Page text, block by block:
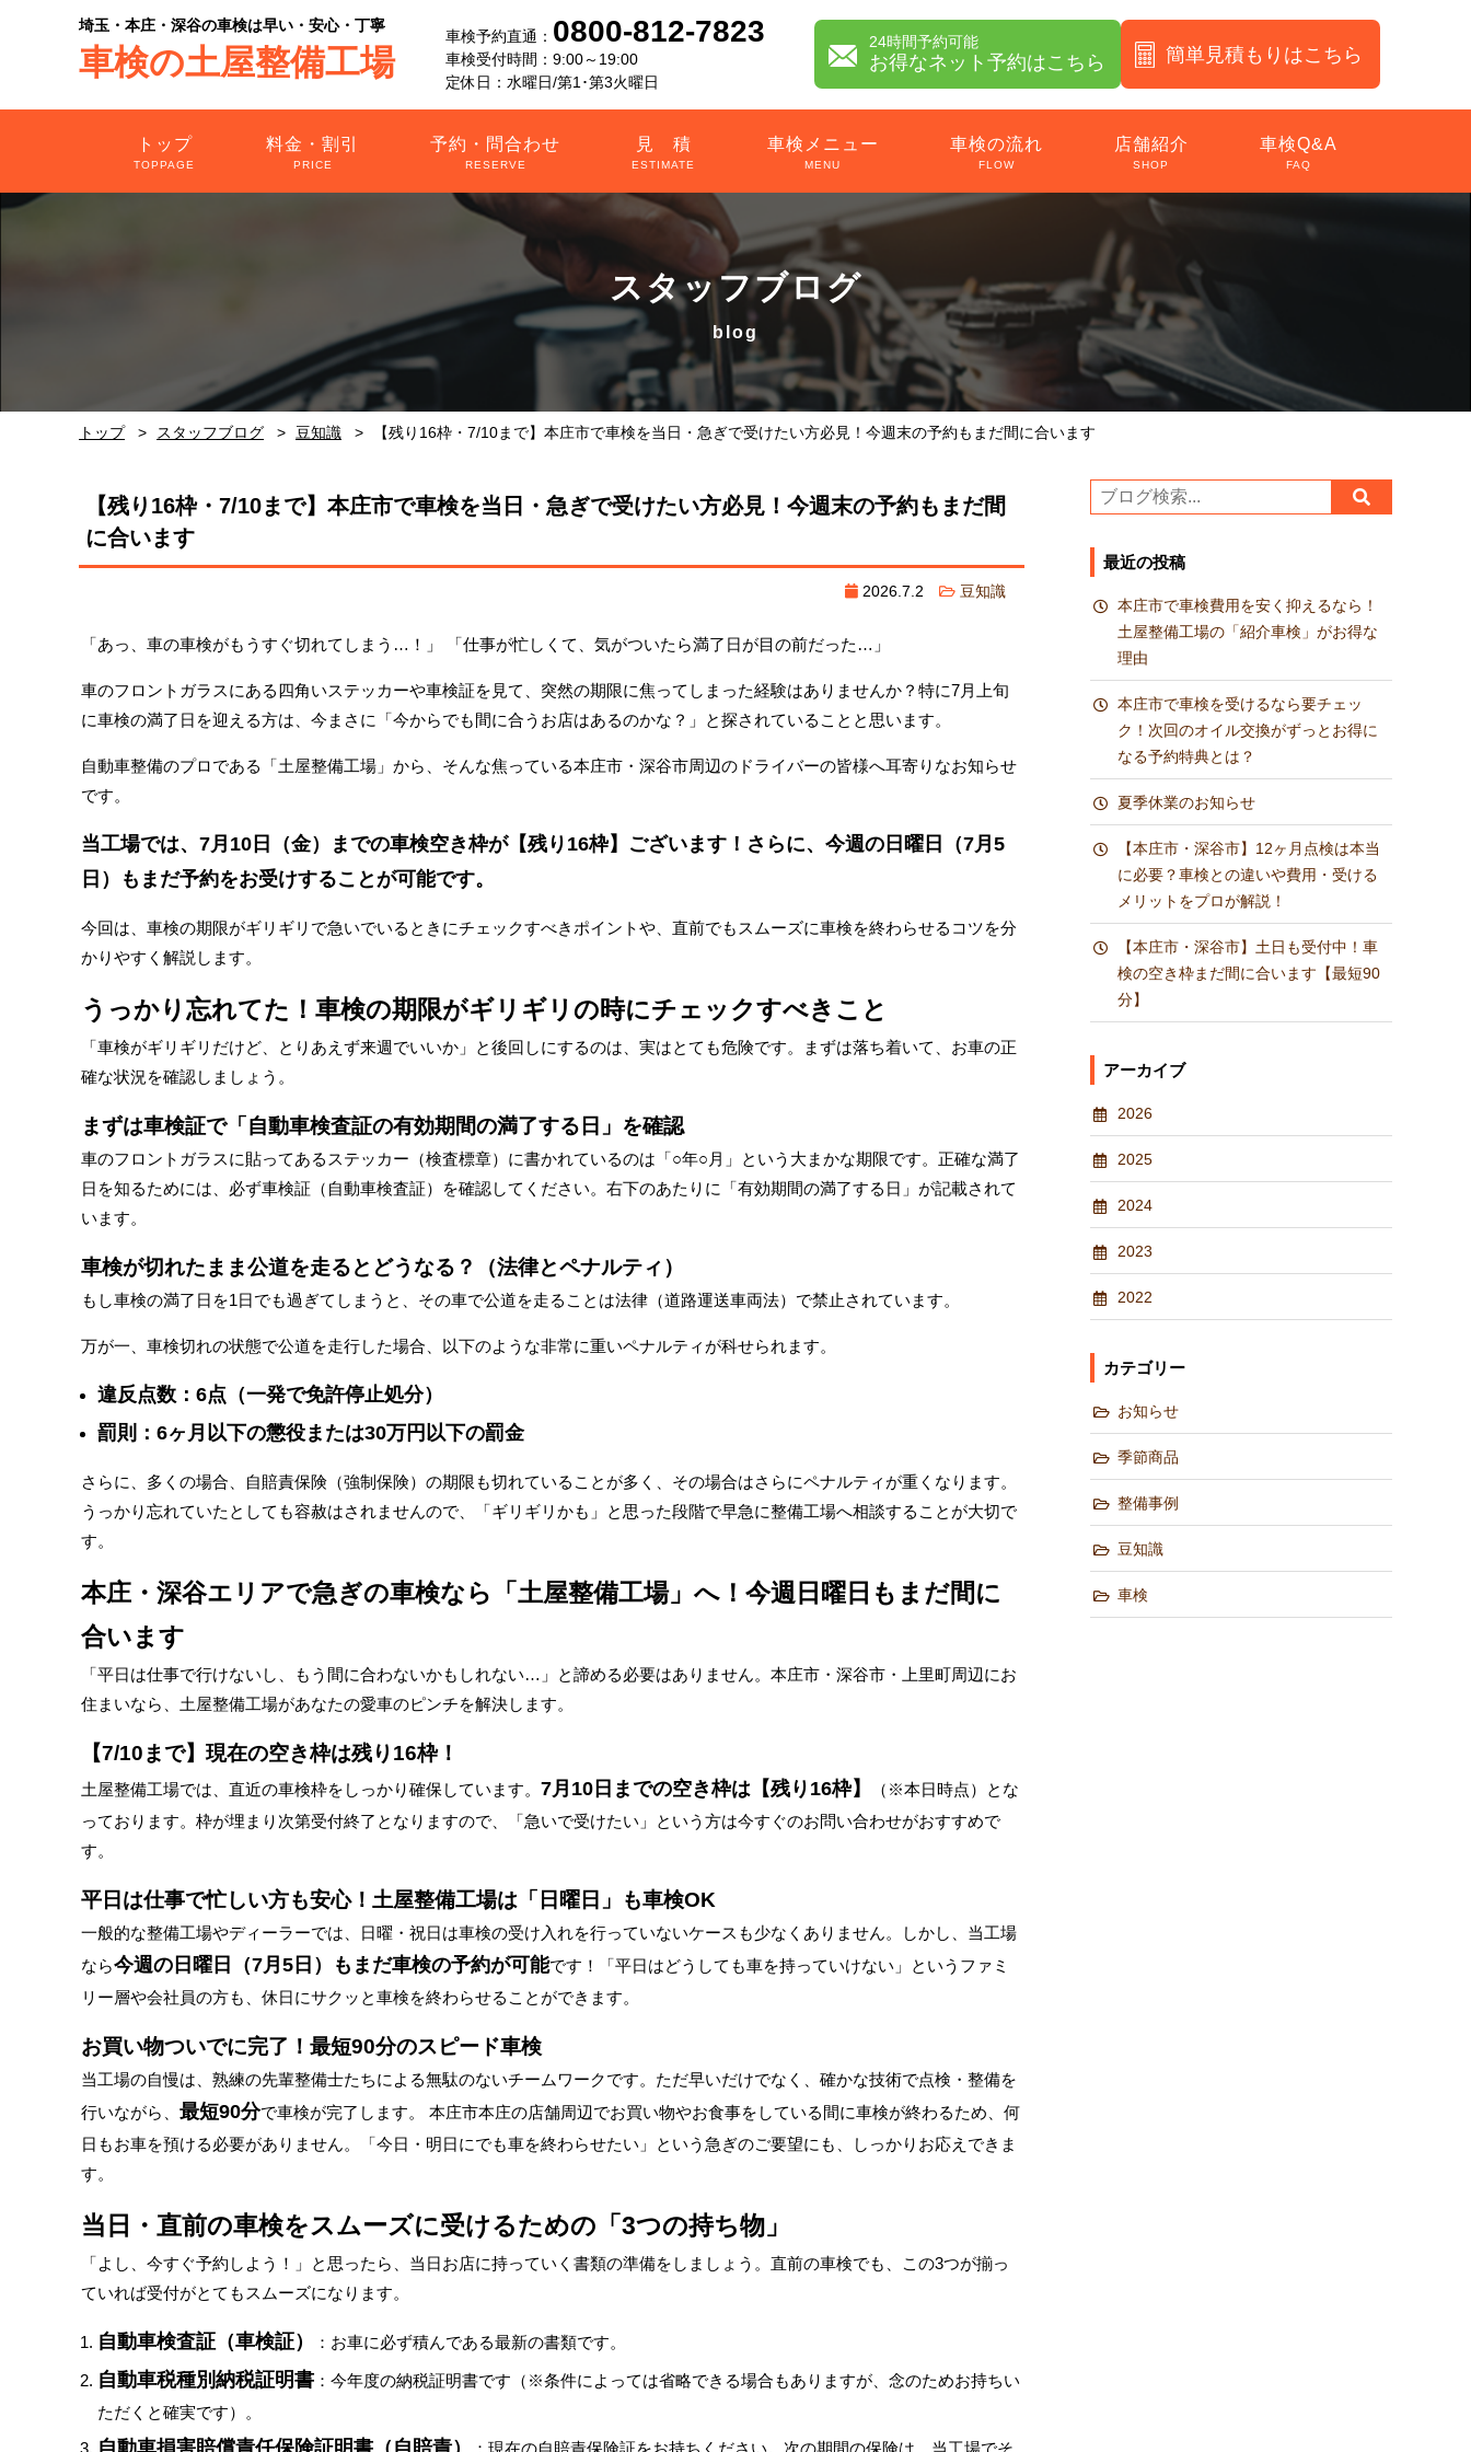
埼玉・本庄・深谷の車検は早い・安心・丁寧
車検の土屋整備工場
車検予約直通： 0800-812-7823
車検受付時間：9:00～19:00
定休日：水曜日/第1･第3火曜日
24時間予約可能
お得なネット予約はこちら 簡単見積もりはこちら
トップ
TOPPAGE
料金・割引
PRICE
予約・問合わせ
RESERVE
見 積
ESTIMATE
車検メニュー
MENU
車検の流れ
FLOW
店舗紹介
SHOP
車検Q&A
FAQ
スタッフブログ
トップ スタッフブログ 豆知識 【残り16枠・7/10まで】本庄市で車検を当日・急ぎで受けたい方必見！今週末の予約もまだ間に合います
【残り16枠・7/10まで】本庄市で車検を当日・急ぎで受けたい方必見！今週末の予約もまだ間
に合います
2026.7.2 豆知識
「あっ、車の車検がもうすぐ切れてしまう…！」 「仕事が忙しくて、気がついたら満了日が目の前だった…」
車のフロントガラスにある四角いステッカーや車検証を見て、突然の期限に焦ってしまった経験はありませんか？特に7月上旬
に車検の満了日を迎える方は、今まさに「今からでも間に合うお店はあるのかな？」と探されていることと思います。
自動車整備のプロである「土屋整備工場」から、そんな焦っている本庄市・深谷市周辺のドライバーの皆様へ耳寄りなお知らせ
です。
当工場では、7月10日（金）までの車検空き枠が【残り16枠】ございます！さらに、今週の日曜日（7月5
日）もまだ予約をお受けすることが可能です。
今回は、車検の期限がギリギリで急いでいるときにチェックすべきポイントや、直前でもスムーズに車検を終わらせるコツを分
かりやすく解説します。
うっかり忘れてた！車検の期限がギリギリの時にチェックすべきこと
「車検がギリギリだけど、とりあえず来週でいいか」と後回しにするのは、実はとても危険です。まずは落ち着いて、お車の正
確な状況を確認しましょう。
まずは車検証で「自動車検査証の有効期間の満了する日」を確認
車のフロントガラスに貼ってあるステッカー（検査標章）に書かれているのは「○年○月」という大まかな期限です。正確な満了
日を知るためには、必ず車検証（自動車検査証）を確認してください。右下のあたりに「有効期間の満了する日」が記載されて
います。
車検が切れたまま公道を走るとどうなる？（法律とペナルティ）
もし車検の満了日を1日でも過ぎてしまうと、その車で公道を走ることは法律（道路運送車両法）で禁止されています。
万が一、車検切れの状態で公道を走行した場合、以下のような非常に重いペナルティが科せられます。
違反点数：6点（一発で免許停止処分）
罰則：6ヶ月以下の懲役または30万円以下の罰金
さらに、多くの場合、自賠責保険（強制保険）の期限も切れていることが多く、その場合はさらにペナルティが重くなります。
うっかり忘れていたとしても容赦はされませんので、「ギリギリかも」と思った段階で早急に整備工場へ相談することが大切で
す。
本庄・深谷エリアで急ぎの車検なら「土屋整備工場」へ！今週日曜日もまだ間に
合います
「平日は仕事で行けないし、もう間に合わないかもしれない…」と諦める必要はありません。本庄市・深谷市・上里町周辺にお
住まいなら、土屋整備工場があなたの愛車のピンチを解決します。
【7/10まで】現在の空き枠は残り16枠！
土屋整備工場では、直近の車検枠をしっかり確保しています。 7月10日までの空き枠は【残り16枠】
（※本日時点）とな
っております。枠が埋まり次第受付終了となりますので、「急いで受けたい」という方は今すぐのお問い合わせがおすすめで
す。
平日は仕事で忙しい方も安心！土屋整備工場は「日曜日」も車検OK
一般的な整備工場やディーラーでは、日曜・祝日は車検の受け入れを行っていないケースも少なくありません。しかし、当工場
なら今週の日曜日（7月5日）もまだ車検の予約が可能です！「平日はどうしても車を持っていけない」というファミ
リー層や会社員の方も、休日にサクッと車検を終わらせることができます。
お買い物ついでに完了！最短90分のスピード車検
当工場の自慢は、熟練の先輩整備士たちによる無駄のないチームワークです。ただ早いだけでなく、確かな技術で点検・整備を
行いながら、 最短90分で車検が完了します。 本庄市本庄の店舗周辺でお買い物やお食事をしている間に車検が終わるため、何
日もお車を預ける必要がありません。「今日・明日にでも車を終わらせたい」という急ぎのご要望にも、しっかりお応えできま
す。
当日・直前の車検をスムーズに受けるための「3つの持ち物」
「よし、今すぐ予約しよう！」と思ったら、当日お店に持っていく書類の準備をしましょう。直前の車検でも、この3つが揃っ
ていれば受付がとてもスムーズになります。
自動車検査証（車検証） ：お車に必ず積んである最新の書類です。
自動車税種別納税証明書 ：今年度の納税証明書です（※条件によっては省略できる場合もありますが、念のためお持ちい
ただくと確実です）。
自動車損害賠償責任保険証明書（自賠責）
：現在の自賠責保険証をお持ちください。次の期間の保険は、当工場でそ
最近の投稿
本庄市で車検費用を安く抑えるなら！
土屋整備工場の「紹介車検」がお得な
理由
本庄市で車検を受けるなら要チェッ
ク！次回のオイル交換がずっとお得に
なる予約特典とは？
夏季休業のお知らせ
【本庄市・深谷市】12ヶ月点検は本当
に必要？車検との違いや費用・受ける
メリットをプロが解説！
【本庄市・深谷市】土日も受付中！車
検の空き枠まだ間に合います【最短90
分】
アーカイブ
2026
2025
2024
2023
2022
カテゴリー
お知らせ
季節商品
整備事例
豆知識
車検